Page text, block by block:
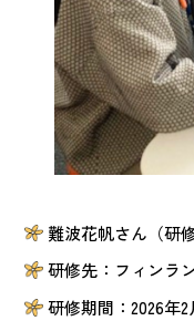
難波花帆さん（研
研修先：フィンラ
研修期間：2026年